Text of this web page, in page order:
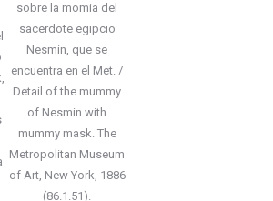
sobre la momia del
sacerdote egipcio
Nesmin, que se
encuentra en el Met. /
Detail of the mummy
of Nesmin with
mummy mask. The
Metropolitan Museum
of Art, New York, 1886
(86.1.51).